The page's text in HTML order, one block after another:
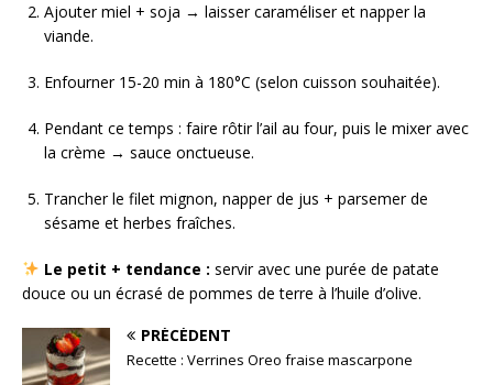
Ajouter miel + soja → laisser caraméliser et napper la
viande.
Enfourner 15-20 min à 180°C (selon cuisson souhaitée).
Pendant ce temps : faire rôtir l’ail au four, puis le mixer avec
la crème → sauce onctueuse.
Trancher le filet mignon, napper de jus + parsemer de
sésame et herbes fraîches.
Le petit + tendance : servir avec une purée de patate
douce ou un écrasé de pommes de terre à l’huile d’olive.
PRÉCÉDENT
Recette : Verrines Oreo fraise mascarpone